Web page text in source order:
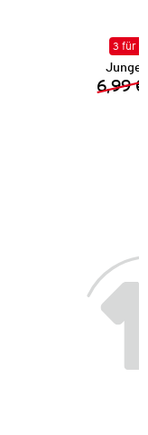
3 für 2
6,99 €